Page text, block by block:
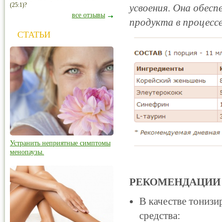
усвоения. Она
продукта в
В качестве
средства:
(25:1)?
все отзывы
СТАТЬИ
Устранить неприятные симптомы
менопаузы.